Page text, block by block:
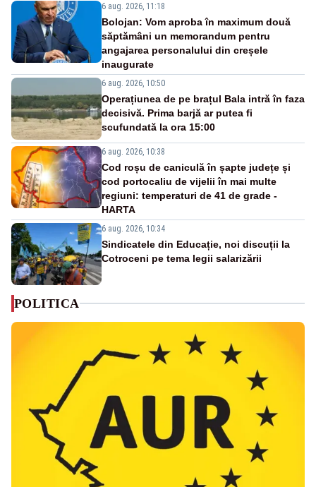
6 aug. 2026, 11:18
Bolojan: Vom aproba în maximum două
săptămâni un memorandum pentru
angajarea personalului din creșele
inaugurate
6 aug. 2026, 10:50
Operațiunea de pe brațul Bala intră în faza
decisivă. Prima barjă ar putea fi
scufundată la ora 15:00
6 aug. 2026, 10:38
Cod roșu de caniculă în șapte județe și
cod portocaliu de vijelii în mai multe
regiuni: temperaturi de 41 de grade -
HARTA
6 aug. 2026, 10:34
Sindicatele din Educație, noi discuții la
Cotroceni pe tema legii salarizării
POLITICA